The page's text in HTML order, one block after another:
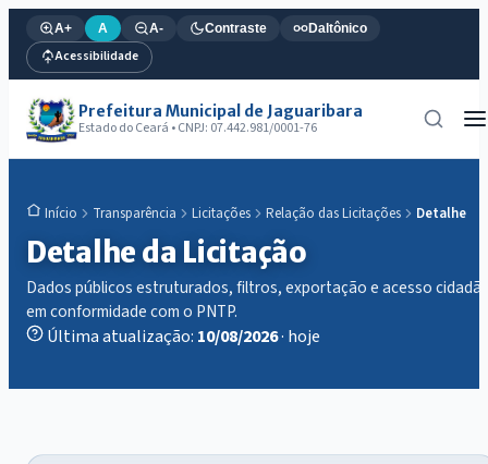
A+ A A- Contraste Daltônico
Acessibilidade
Prefeitura Municipal de Jaguaribara
Estado do Ceará • CNPJ: 07.442.981/0001-76
Início Transparência Licitações Relação das Licitações Detalhe
Detalhe da Licitação
Dados públicos estruturados, filtros, exportação e acesso
em conformidade com o PNTP.
Última atualização: 10/08/2026· hoje